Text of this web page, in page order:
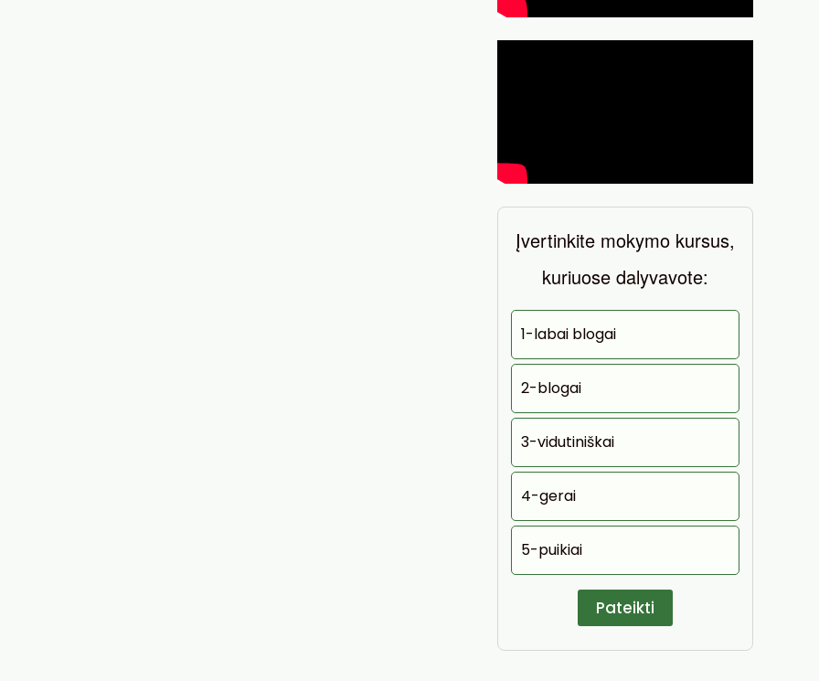
Įvertinkite mokymo kursus,
kuriuose dalyvavote:
1-labai blogai
2-blogai
3-vidutiniškai
4-gerai
5-puikiai